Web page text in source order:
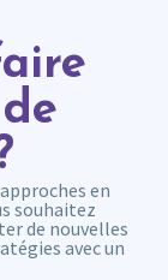
en
souhaitez
de nouvelles
avec un